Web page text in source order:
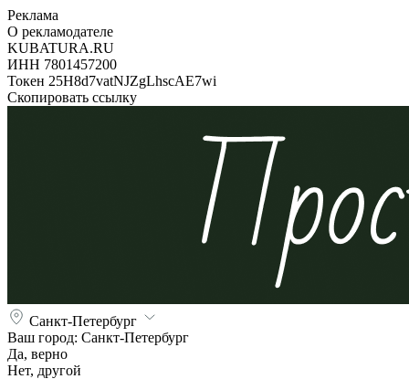
Реклама
О рекламодателе
KUBATURA.RU
ИНН 7801457200
Токен 25H8d7vatNJZgLhscAE7wi
Скопировать ссылку
Санкт-Петербург
Ваш город: Санкт-Петербург
Да, верно
Нет, другой